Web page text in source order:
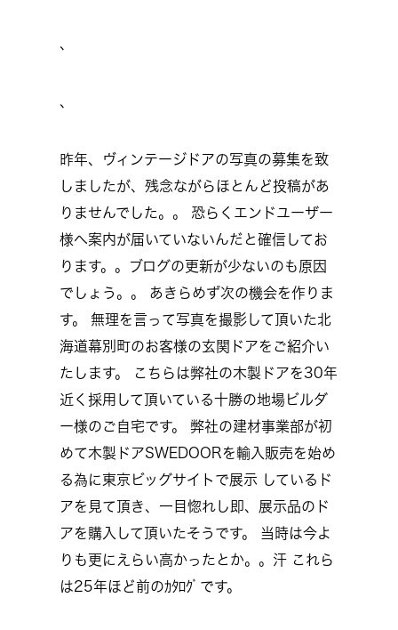
、
、
昨年、ヴィンテージドアの写真の募集を致
しましたが、残念ながらほとんど投稿があ
りませんでした。。 恐らくエンドユーザー
様へ案内が届いていないんだと確信してお
ります。。ブログの更新が少ないのも原因
でしょう。。 あきらめず次の機会を作りま
す。 無理を言って写真を撮影して頂いた北
海道幕別町のお客様の玄関ドアをご紹介い
たします。 こちらは弊社の木製ドアを30年
近く採用して頂いている十勝の地場ビルダ
ー様のご自宅です。 弊社の建材事業部が初
めて木製ドアSWEDOORを輸入販売を始め
る為に東京ビッグサイトで展示 しているド
アを見て頂き、一目惚れし即、展示品のド
アを購入して頂いたそうです。 当時は今よ
りも更にえらい高かったとか。。汗 これら
は25年ほど前のｶﾀﾛｸﾞです。